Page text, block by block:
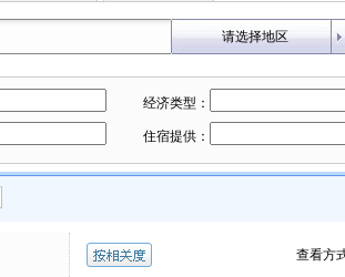
请选择地区
经济类型：
住宿提供：
查看方